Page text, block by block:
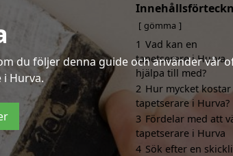
du följer denna guide och använder vår
Hurva.
gömma
1 Vad kan en
tapetserare i Hurva
hjälpa till med?
2 Hur mycket kostar
tapetserare i Hurva?
3 Fördelar med att
tapetserare i Hurva
4 Sök efter en